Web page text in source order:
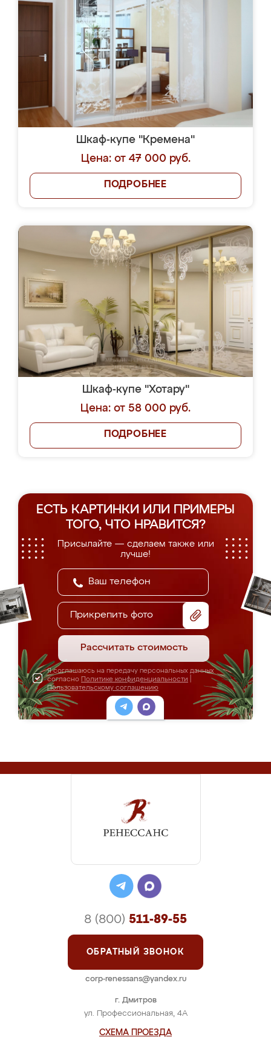
Шкаф-купе "Кремена"
Цена: от 47 000 руб.
ПОДРОБНЕЕ
Шкаф-купе "Хотару"
Цена: от 58 000 руб.
ПОДРОБНЕЕ
ЕСТЬ КАРТИНКИ ИЛИ ПРИМЕРЫ
ТОГО, ЧТО НРАВИТСЯ?
Присылайте — сделаем также или
лучше!
Прикрепить фото
Рассчитать стоимость
Я соглашаюсь на передачу персональных данных
согласно Политике конфиденциальности
Пользовательскому соглашению
г. Дмитров
ул. Профессиональная, 4А
СХЕМА ПРОЕЗДА
8 (800) 511-89-55
ОБРАТНЫЙ ЗВОНОК
corp-renessans@yandex.ru